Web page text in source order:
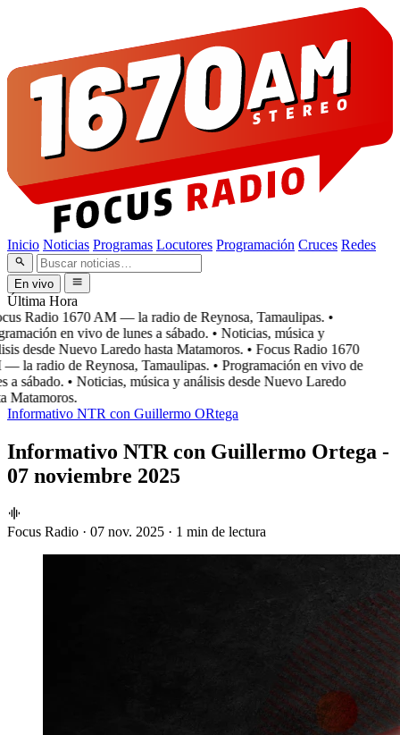
Inicio Noticias Programas Locutores Programación Cruces Redes
En vivo
Última Hora
Radio 1670 AM — la radio de Reynosa, Tamaulipas. •
en vivo de lunes a sábado. • Noticias, música y
desde Nuevo Laredo hasta Matamoros. • Focus Radio 1670
la radio de Reynosa, Tamaulipas. • Programación en vivo de
a sábado. • Noticias, música y análisis desde Nuevo Laredo
Matamoros.
Informativo NTR con Guillermo ORtega
Informativo NTR con Guillermo Ortega -
07 noviembre 2025
Focus Radio · 07 nov. 2025 · 1 min de lectura